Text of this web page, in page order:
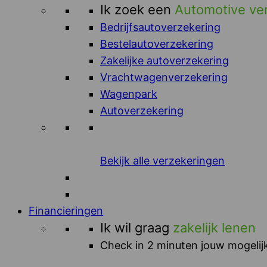
Ik zoek een Automotive
Bedrijfsautoverzekering
Bestelautoverzekering
Zakelijke autoverzekering
Vrachtwagenverzekering
Wagenpark
Autoverzekering
Bekijk alle verzekeringen
Financieringen
Ik wil graag zakelijk lenen
Check in 2 minuten jouw